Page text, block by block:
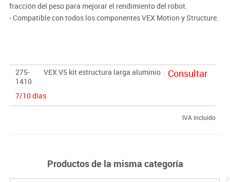
fracción del peso para mejorar el rendimiento del robot.
- Compatible con todos los componentes VEX Motion y Structure.
275-
1410
VEX V5 kit estructura larga aluminio
7/10 días
Consultar
IVA incluido
Productos de la misma categoría